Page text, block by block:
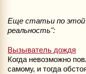
Еще статьи по этой
реальность":
Вызыватель дождя
Когда невозможно
самому, и тогда